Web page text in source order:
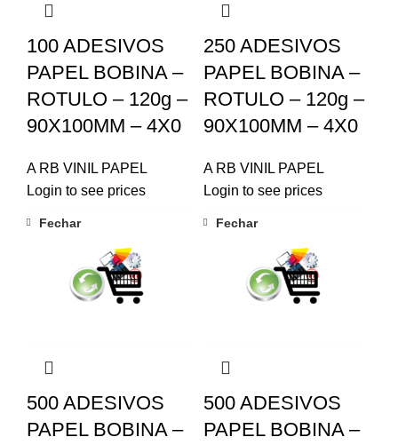
100 ADESIVOS
PAPEL BOBINA –
ROTULO – 120g –
90X100MM – 4X0
A RB VINIL PAPEL
Login to see prices
250 ADESIVOS
PAPEL BOBINA –
ROTULO – 120g –
90X100MM – 4X0
A RB VINIL PAPEL
Login to see prices
Fechar
500 ADESIVOS
PAPEL BOBINA –
Fechar
500 ADESIVOS
PAPEL BOBINA –